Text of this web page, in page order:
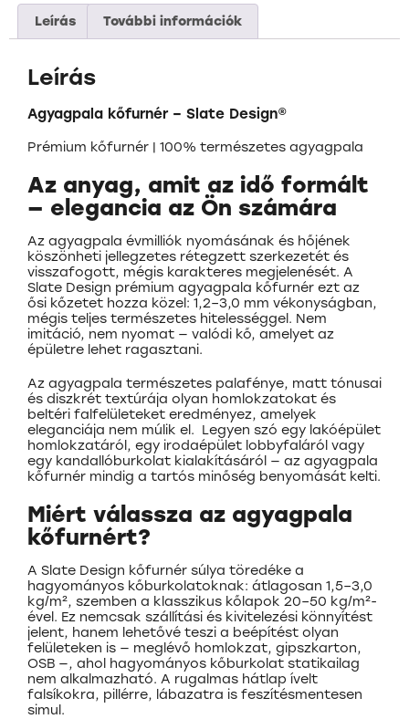
Leírás További információk
Leírás
Agyagpala kőfurnér – Slate Design®
Prémium kőfurnér | 100% természetes agyagpala
Az anyag, amit az idő formált
— elegancia az Ön számára
Az agyagpala évmilliók nyomásának és hőjének
köszönheti jellegzetes rétegzett szerkezetét és
visszafogott, mégis karakteres megjelenését. A
Slate Design prémium agyagpala kőfurnér ezt az
ősi kőzetet hozza közel: 1,2–3,0 mm vékonyságban,
mégis teljes természetes hitelességgel. Nem
imitáció, nem nyomat — valódi kő, amelyet az
épületre lehet ragasztani.
Az agyagpala természetes palafénye, matt tónusai
és diszkrét textúrája olyan homlokzatokat és
beltéri falfelületeket eredményez, amelyek
eleganciája nem múlik el. Legyen szó egy lakóépület
homlokzatáról, egy irodaépület lobbyfaláról vagy
egy kandallóburkolat kialakításáról — az agyagpala
kőfurnér mindig a tartós minőség benyomását kelti.
Miért válassza az agyagpala
kőfurnért?
A Slate Design kőfurnér súlya töredéke a
hagyományos kőburkolatoknak: átlagosan 1,5–3,0
kg/m², szemben a klasszikus kőlapok 20–50 kg/m²-
ével. Ez nemcsak szállítási és kivitelezési könnyítést
jelent, hanem lehetővé teszi a beépítést olyan
felületeken is — meglévő homlokzat, gipszkarton,
OSB —, ahol hagyományos kőburkolat statikailag
nem alkalmazható. A rugalmas hátlap ívelt
falsíkokra, pillérre, lábazatra is feszítésmentesen
simul.